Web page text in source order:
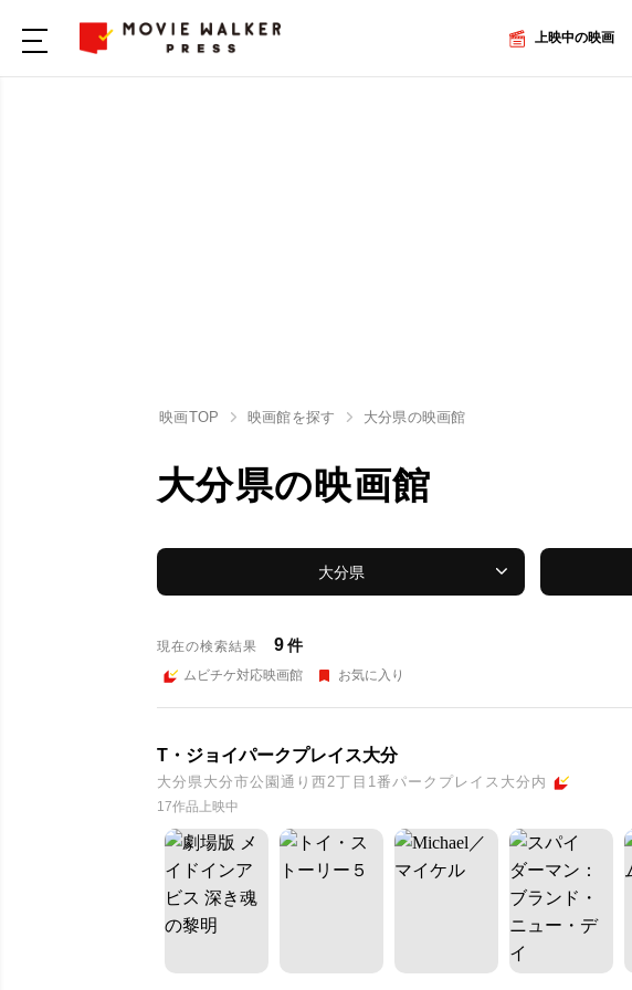
上映中の映画
映画TOP 映画館を探す 大分県の映画館
大分県の映画館
大分県
現在の検索結果 9件
ムビチケ対応映画館 お気に入り
T・ジョイパークプレイス大分
大分県大分市公園通り西2丁目1番パークプレイス大分内
17作品上映中